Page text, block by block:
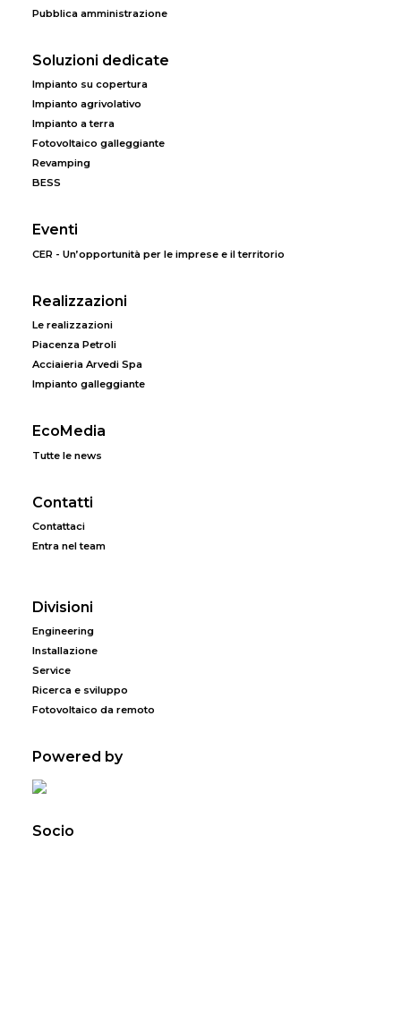
Pubblica amministrazione
Soluzioni dedicate
Impianto su copertura
Impianto agrivolativo
Impianto a terra
Fotovoltaico galleggiante
Revamping
BESS
Eventi
CER - Un’opportunità per le imprese e il territorio
Realizzazioni
Le realizzazioni
Piacenza Petroli
Acciaieria Arvedi Spa
Impianto galleggiante
EcoMedia
Tutte le news
Contatti
Contattaci
Entra nel team
Divisioni
Engineering
Installazione
Service
Ricerca e sviluppo
Fotovoltaico da remoto
Powered by
Socio